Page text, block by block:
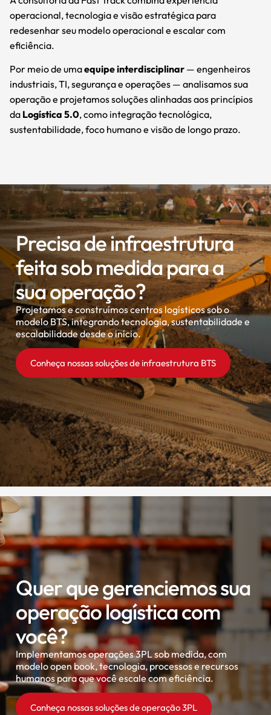
operacional, tecnologia e visão estratégica para
redesenhar seu modelo operacional e escalar com
eficiência.
Por meio de umaequipe interdisciplinar — engenheiros
industriais, TI, segurança e operações — analisamos sua
operação e projetamos soluções alinhadas aos princípios
da Logística 5.0, como integração tecnológica,
sustentabilidade, foco humano e visão de longo prazo.
Precisa de infraestrutura
feita sob medida para a
sua operação?
Projetamos e construímos centros logísticos sob o
modelo BTS, integrando tecnologia, sustentabilidade e
escalabilidade desde o início.
Conheça nossas soluções de infraestrutura BTS
Quer que gerenciemos sua
operação logística com
você?
Implementamos operações 3PL sob medida, com
modelo open book, tecnologia, processos e recursos
humanos para que você escale com eficiência.
Conheça nossas soluções de operação 3PL